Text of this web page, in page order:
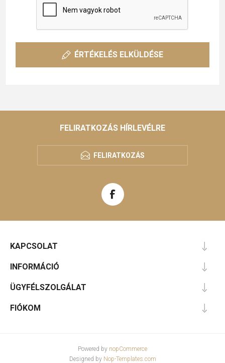
ÉRTÉKELÉS ELKÜLDÉSE
FELIRATKOZÁS HÍRLEVÉLRE
FELIRATKOZÁS
KAPCSOLAT
INFORMÁCIÓ
ÜGYFÉLSZOLGÁLAT
FIÓKOM
Powered by nopCommerce
Designed by Nop-Templates.com